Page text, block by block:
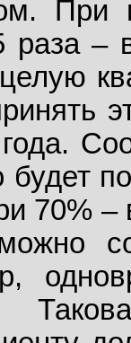
При
раза –
70%